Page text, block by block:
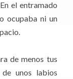
el entramado
ocupaba ni un
de menos tus
unos labios